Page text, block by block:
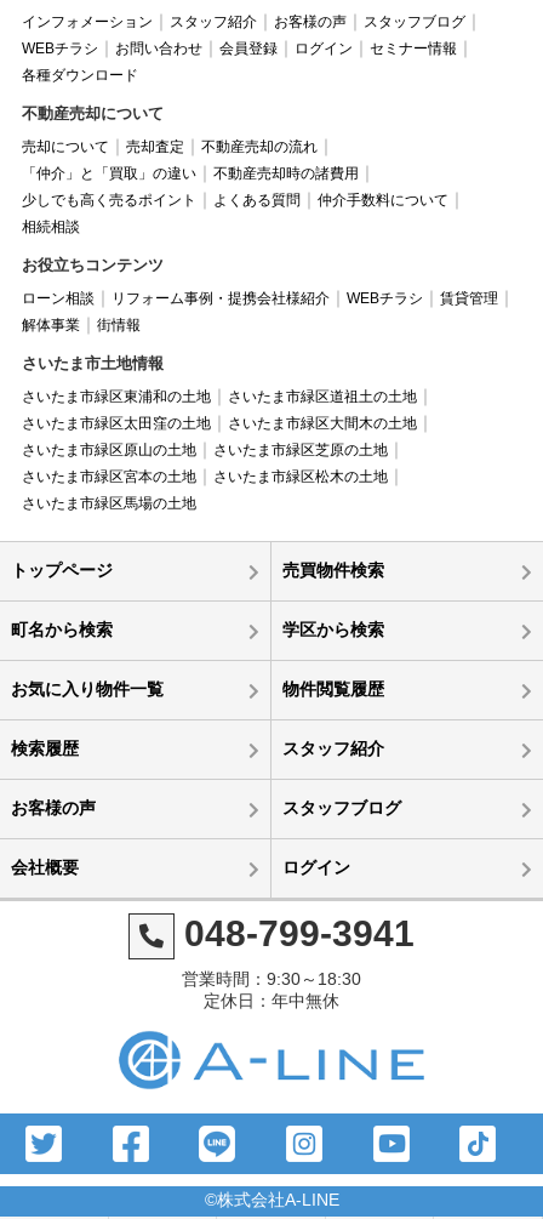
インフォメーション スタッフ紹介 お客様の声
スタッフブログ
WEBチラシ
お問い合わせ 会員登録 ログイン
セミナー情報
各種ダウンロード
不動産売却について
売却について 売却査定
不動産売却の流れ
「仲介」と「買取」の違い
不動産売却時の諸費用
少しでも高く売るポイント
よくある質問
仲介手数料について
相続相談
お役立ちコンテンツ
ローン相談 リフォーム事例・提携会社様紹介 WEBチラシ
賃貸管理
解体事業
街情報
さいたま市土地情報
さいたま市緑区東浦和の土地
さいたま市緑区道祖土の土地
さいたま市緑区太田窪の土地
さいたま市緑区大間木の土地
さいたま市緑区原山の土地
さいたま市緑区芝原の土地
さいたま市緑区宮本の土地
さいたま市緑区松木の土地
さいたま市緑区馬場の土地
トップページ 売買物件検索
町名から検索 学区から検索
お気に入り物件一覧 物件閲覧履歴
検索履歴 スタッフ紹介
お客様の声 スタッフブログ
会社概要 ログイン
048-799-3941
営業時間：9:30～18:30
定休日：年中無休
©株式会社A-LINE